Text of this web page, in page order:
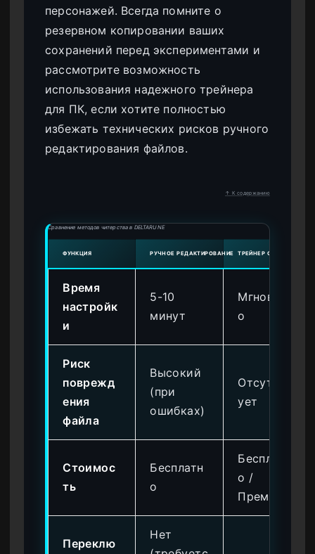
персонажей. Всегда помните о
резервном копировании ваших
сохранений перед экспериментами и
рассмотрите возможность
использования надежного трейнера
для ПК, если хотите полностью
избежать технических рисков ручного
редактирования файлов.
↑ К содержанию
Сравнение методов читерства в DELTARUNE
ФУНКЦИЯ РУЧНОЕ РЕДАКТИРОВАНИЕ ТРЕЙНЕР ОТ XMODHUB
Время
настройк
и
5-10
минут
Мгновенн
о
Риск
поврежд
ения
файла
Высокий
(при
ошибках)
Отсутств
ует
Стоимос
ть
Бесплатн
о
Бесплатн
о /
Премиум
Переклю
Нет